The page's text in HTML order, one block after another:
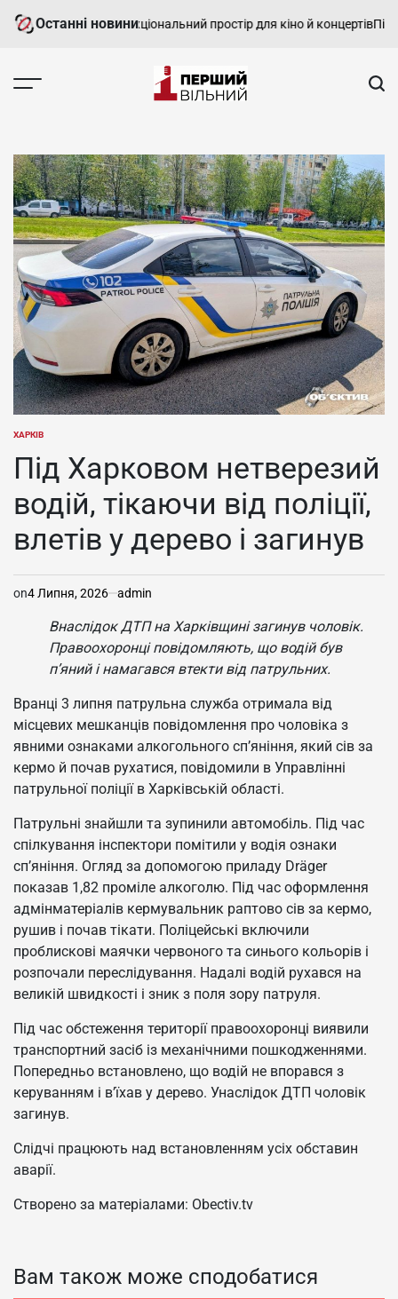
Останні новини
мультифункціональний простір для кіно й концертівПісля
-
харківський,
новини
Харкова
та
області
ОПУБЛІКУВАТИ
ХАРКІВ
Під Харковом нетверезий
водій, тікаючи від поліції,
влетів у дерево і загинув
on4 Липня, 2026 admin
Внаслідок ДТП на Харківщині загинув чоловік.
Правоохоронці повідомляють, що водій був
п’яний і намагався втекти від патрульних.
Вранці 3 липня патрульна служба отримала від
місцевих мешканців повідомлення про чоловіка з
явними ознаками алкогольного сп’яніння, який сів за
кермо й почав рухатися, повідомили в Управлінні
патрульної поліції в Харківській області.
Патрульні знайшли та зупинили автомобіль. Під час
спілкування інспектори помітили у водія ознаки
сп’яніння. Огляд за допомогою приладу Dräger
показав 1,82 проміле алкоголю. Під час оформлення
адмінматеріалів кермувальник раптово сів за кермо,
рушив і почав тікати. Поліцейські включили
проблискові маячки червоного та синього кольорів і
розпочали переслідування. Надалі водій рухався на
великій швидкості і зник з поля зору патруля.
Під час обстеження території правоохоронці виявили
транспортний засіб із механічними пошкодженнями.
Попередньо встановлено, що водій не впорався з
керуванням і в’їхав у дерево. Унаслідок ДТП чоловік
загинув.
Слідчі працюють над встановленням усіх обставин
аварії.
Створено за матеріалами: Obectiv.tv
Вам також може сподобатися